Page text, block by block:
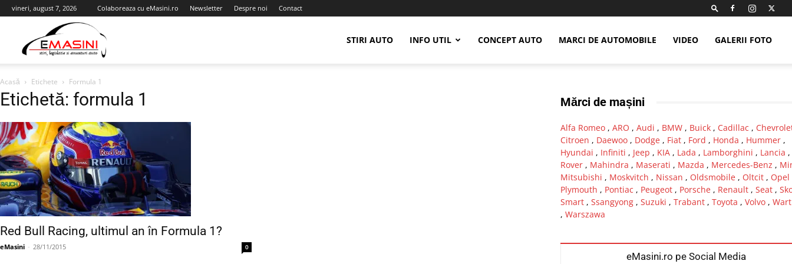
vineri, august 7, 2026 Colaboreaza cu eMasini.ro Newsletter Despre noi Contact
STIRI AUTO INFO UTIL CONCEPT AUTO MARCI DE AUTOMOBILE VIDEO GALERII FOTO
Acasă Etichete Formula 1
Etichetă: formula 1
Red Bull Racing, ultimul an în Formula 1?
eMasini - 28/11/2015 0
Mărci de mașini
Alfa Romeo, ARO , Audi , BMW, Buick, Cadillac ,
Citroen , Daewoo, Dodge, Fiat, Ford , Honda , Hummer,
Hyundai , Infiniti , Jeep , KIA, Lada , Lamborghini , Lancia ,
Rover, Mahindra , Maserati , Mazda , Mercedes-Benz ,
Mitsubishi , Moskvitch , Nissan , Oldsmobile, Oltcit, Opel
Plymouth , Pontiac , Peugeot, Porsche, Renault, Seat,
Smart, Ssangyong, Suzuki , Trabant, Toyota , Volvo,
, Warszawa
eMasini.ro pe Social Media